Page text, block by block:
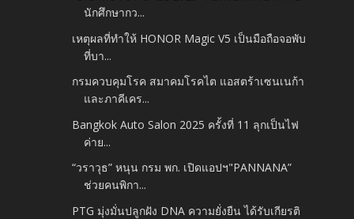
นักศึกษากว...
เหตุผลที่ทำให้ HONOR Magic V5 เป็นมือถือจอพับ
ที่บา...
กรมควบคุมโรค สมาคมโรคไต แอสตร้าเซนเนก้า
และภาคีเคร...
Bangkok Auto Salon 2025 ครั้งที่ 11 ลุกเป็นไฟ
ค่าย...
“วราวุธ” หนุน กรม พก. เปิดแอปฯ"PANNANA”
ช่วยคนพิกา...
PTG มุ่งมั่นปลูกฝัง DNA ความยั่งยืน ได้รับเกียรติ